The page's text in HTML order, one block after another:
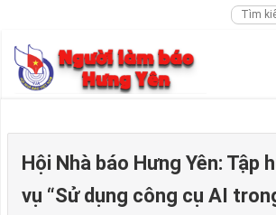
Hội Nhà báo Hưng Yên: Tập
vụ “Sử dụng công cụ AI